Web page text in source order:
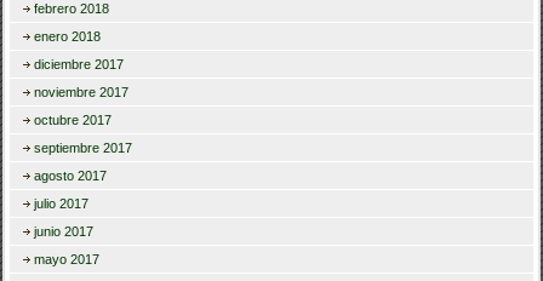
febrero 2018
enero 2018
diciembre 2017
noviembre 2017
octubre 2017
septiembre 2017
agosto 2017
julio 2017
junio 2017
mayo 2017